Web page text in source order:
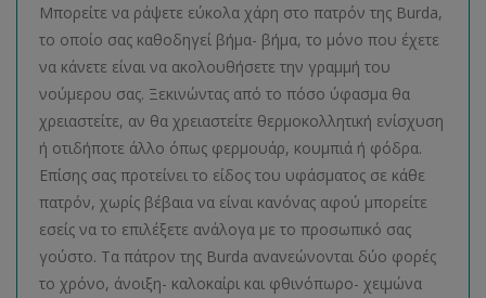
Μπορείτε να ράψετε εύκολα χάρη στο πατρόν της Burda,
το οποίο σας καθοδηγεί βήμα- βήμα, το μόνο που έχετε
να κάνετε είναι να ακολουθήσετε την γραμμή του
νούμερου σας. Ξεκινώντας από το πόσο ύφασμα θα
χρειαστείτε, αν θα χρειαστείτε θερμοκολλητική ενίσχυση
ή οτιδήποτε άλλο όπως φερμουάρ, κουμπιά ή φόδρα.
Επίσης σας προτείνει το είδος του υφάσματος σε κάθε
πατρόν, χωρίς βέβαια να είναι κανόνας αφού μπορείτε
εσείς να το επιλέξετε ανάλογα με το προσωπικό σας
γούστο. Τα πάτρον της Burda ανανεώνονται δύο φορές
το χρόνο, άνοιξη- καλοκαίρι και φθινόπωρο- χειμώνα